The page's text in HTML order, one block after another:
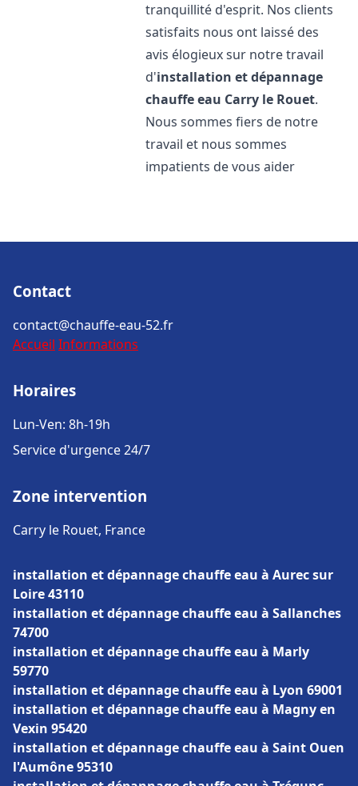
tranquillité d'esprit. Nos clients
satisfaits nous ont laissé des
avis élogieux sur notre travail
d'installation et dépannage
chauffe eau Carry le Rouet.
Nous sommes fiers de notre
travail et nous sommes
impatients de vous aider
Contact
contact@chauffe-eau-52.fr
Accueil Informations
Horaires
Lun-Ven: 8h-19h
Service d'urgence 24/7
Zone intervention
Carry le Rouet, France
installation et dépannage chauffe eau à Aurec sur
Loire 43110
installation et dépannage chauffe eau à Sallanches
74700
installation et dépannage chauffe eau à Marly
59770
installation et dépannage chauffe eau à Lyon 69001
installation et dépannage chauffe eau à Magny en
Vexin 95420
installation et dépannage chauffe eau à Saint Ouen
l'Aumône 95310